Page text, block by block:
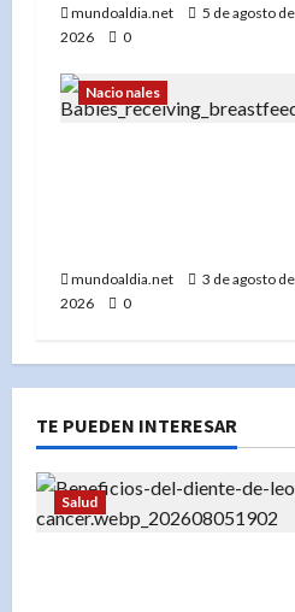
mundoaldia.net
5 de agosto de
2026
0
Nacionales
mundoaldia.net
3 de agosto de
2026
0
TE PUEDEN INTERESAR
Salud